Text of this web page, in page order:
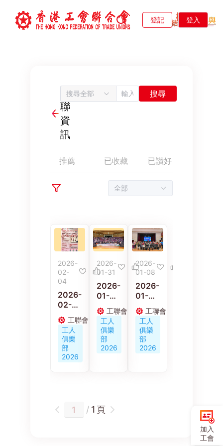
登記 登入
工
聯
資
訊
搜尋全部 搜尋
全部
2026-
02-
04
2026-
02-
04
「墨影
匠心
2026
」書畫
攝影比
工聯會
工人
俱樂
部
2026
2026-
01-31
2026-
01-
31
首屆香
港青少
年粵曲
決賽圓
滿收官
年曲藝
人才
工聯會
工人
俱樂
部
2026
2026-
01-08
2026-
01-
08
工聯會
職業再
訓練中
心「職
業技能
工聯會
工人
俱樂
部
2026
推薦 已收藏 已讚好
/ 1 頁
加入
工會